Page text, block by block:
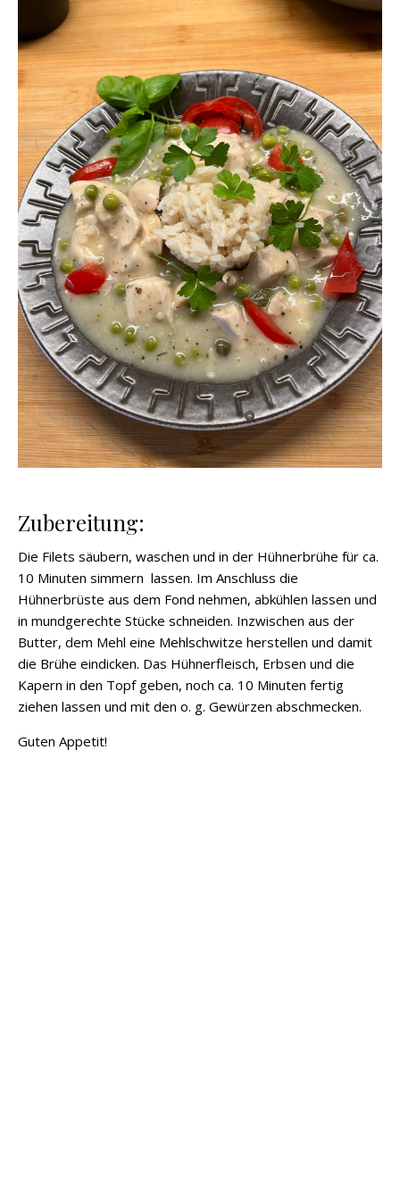
Zubereitung:
Die Filets säubern, waschen und in der Hühnerbrühe für ca.
10 Minuten simmern lassen. Im Anschluss die
Hühnerbrüste aus dem Fond nehmen, abkühlen lassen und
in mundgerechte Stücke schneiden. Inzwischen aus der
Butter, dem Mehl eine Mehlschwitze herstellen und damit
die Brühe eindicken. Das Hühnerfleisch, Erbsen und die
Kapern in den Topf geben, noch ca. 10 Minuten fertig
ziehen lassen und mit den o. g. Gewürzen abschmecken.
Guten Appetit!